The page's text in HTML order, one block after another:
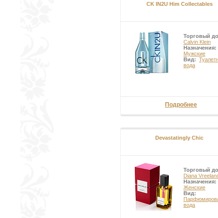
CK IN2U Him Collectables
Торговый
Calvin Klein
Назначения:
Мужские
Вид:
вода
Подробнее
Devastatingly Chic
Торговый
Diana
Назначения:
Женские
Вид:
вода